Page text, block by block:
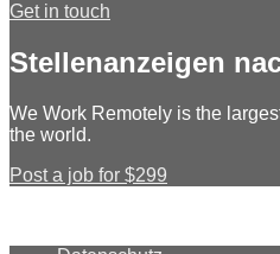
Get in touch
Stellenanzeigen
We Work Remotely is the
the world.
Post a job for $299